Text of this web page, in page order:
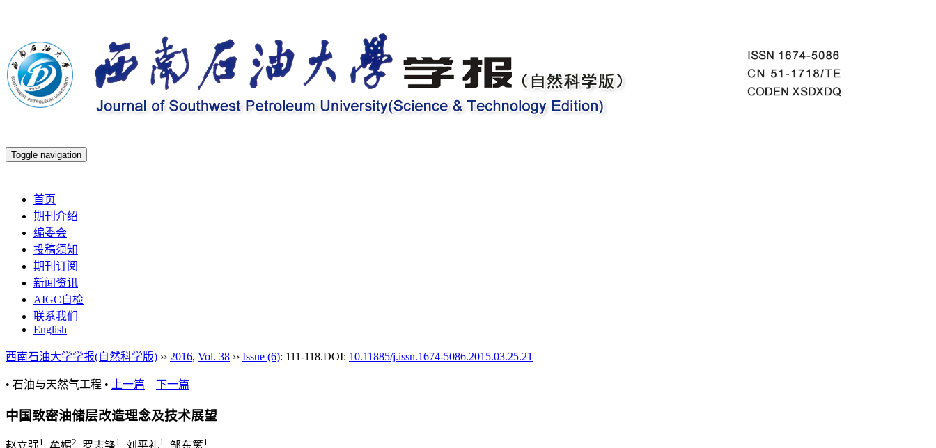
Toggle navigation
首页
期刊介绍
编委会
投稿须知
期刊订阅
新闻资讯
AIGC自检
联系我们
English
西南石油大学学报(自然科学版) ›› 2016, Vol. 38 ›› Issue (6): 111-118.DOI: 10.11885/j.issn.1674-5086.2015.03.25.21
• 石油与天然气工程 • 上一篇 下一篇
中国致密油储层改造理念及技术展望
1 2 1 1 1